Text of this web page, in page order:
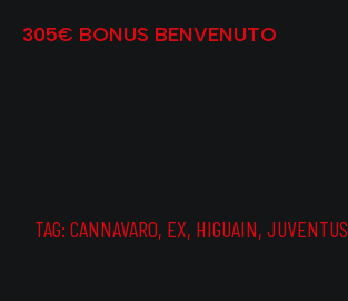
305€ BONUS BENVENUTO
TAG: CANNAVARO, EX, HIGUAIN, JUVENTUS